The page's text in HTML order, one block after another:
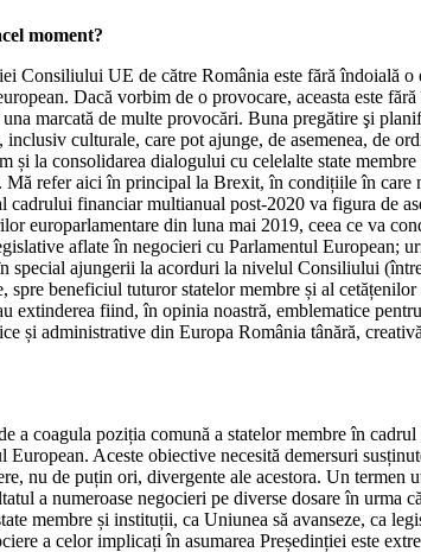
moment?
Consiliului UE de către România este fără îndoială
Dacă vorbim de o provocare, aceasta este
marcată de multe provocări. Buna pregătire şi
culturale, care pot ajunge, de asemenea, de
la consolidarea dialogului cu celelalte state
Mă refer aici în principal la Brexit, în condițiile în
financiar multianual post-2020 va figura de
europarlamentare din luna mai 2019, ceea ce va
aflate în negocieri cu Parlamentul European;
ajungerii la acorduri la nivelul Consiliului
beneficiul tuturor statelor membre și al
fiind, în opinia noastră, emblematice
și administrative din Europa România tânără,
a coagula poziția comună a statelor membre în
Aceste obiective necesită demersuri
nu de puțin ori, divergente ale acestora. Un termen
a numeroase negocieri pe diverse dosare în urma
membre și instituții, ca Uniunea să avanseze, ca
a celor implicați în asumarea Președinției este